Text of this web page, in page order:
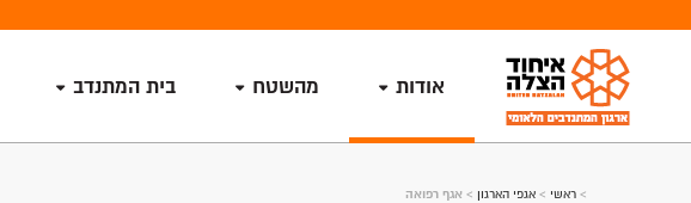
אודות מהשטח בית המתנדב
> ראשי > אגפי הארגון > אגף רפואה